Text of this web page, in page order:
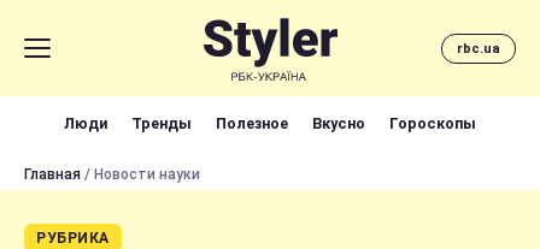
rbc.ua
Люди Тренды Полезное Вкусно Гороскопы
Главная / Новости науки
РУБРИКА